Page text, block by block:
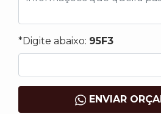
*Digite abaixo: 95F3
ENVIAR